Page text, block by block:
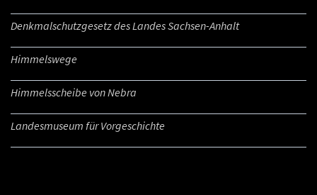
Denkmalschutzgesetz des Landes Sachsen-Anhalt
Himmelswege
Himmelsscheibe von Nebra
Landesmuseum für Vorgeschichte